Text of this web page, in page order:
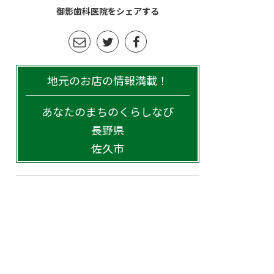
御影歯科医院をシェアする
地元のお店の情報満載！
あなたのまちのくらしなび
長野県
佐久市